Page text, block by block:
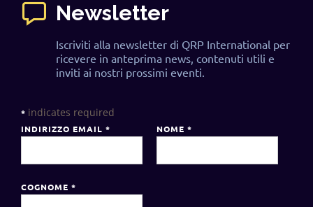
Newsletter
Iscriviti alla newsletter di QRP International per
ricevere in anteprima news, contenuti utili e
inviti ai nostri prossimi eventi.
* indicates required
INDIRIZZO EMAIL * NOME *
COGNOME *